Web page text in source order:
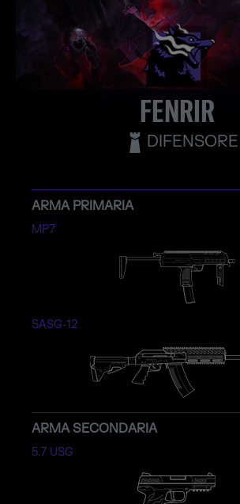
FENRIR
DIFENSORE
ARMA PRIMARIA
MP7
SASG-12
ARMA SECONDARIA
5.7 USG